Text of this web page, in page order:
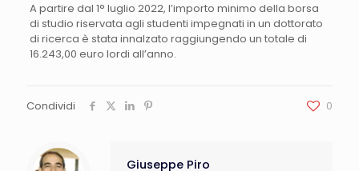
A partire dal 1° luglio 2022, l’importo minimo della borsa
di studio riservata agli studenti impegnati in un dottorato
di ricerca è stata innalzato raggiungendo un totale di
16.243,00 euro lordi all’anno.
Condividi 0
Giuseppe Piro